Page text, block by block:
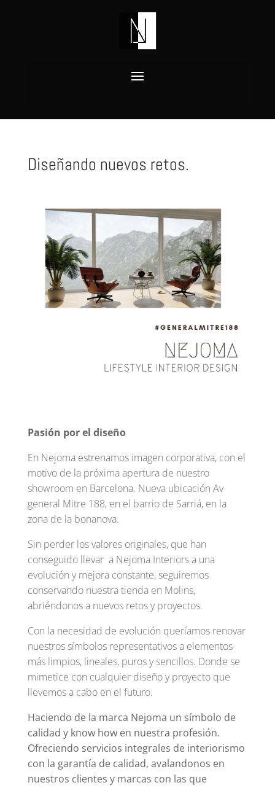
Diseñando nuevos retos.
Pasión por el diseño
En Nejoma estrenamos imagen corporativa, con el
motivo de la próxima apertura de nuestro
showroom en Barcelona. Nueva ubicación Av
general Mitre 188, en el barrio de Sarriá, en la
zona de la bonanova.
Sin perder los valores originales, que han
conseguido llevar a Nejoma Interiors a una
evolución y mejora constante, seguiremos
conservando nuestra tienda en Molins,
abriéndonos a nuevos retos y proyectos.
Con la necesidad de evolución queríamos renovar
nuestros símbolos representativos a elementos
más limpios, lineales, puros y sencillos. Donde se
mimetice con cualquier diseño y proyecto que
llevemos a cabo en el futuro.
Haciendo de la marca Nejoma un símbolo de
calidad y know how en nuestra profesión.
Ofreciendo servicios integrales de interiorismo
con la garantía de calidad, avalandonos en
nuestros clientes y marcas con las que